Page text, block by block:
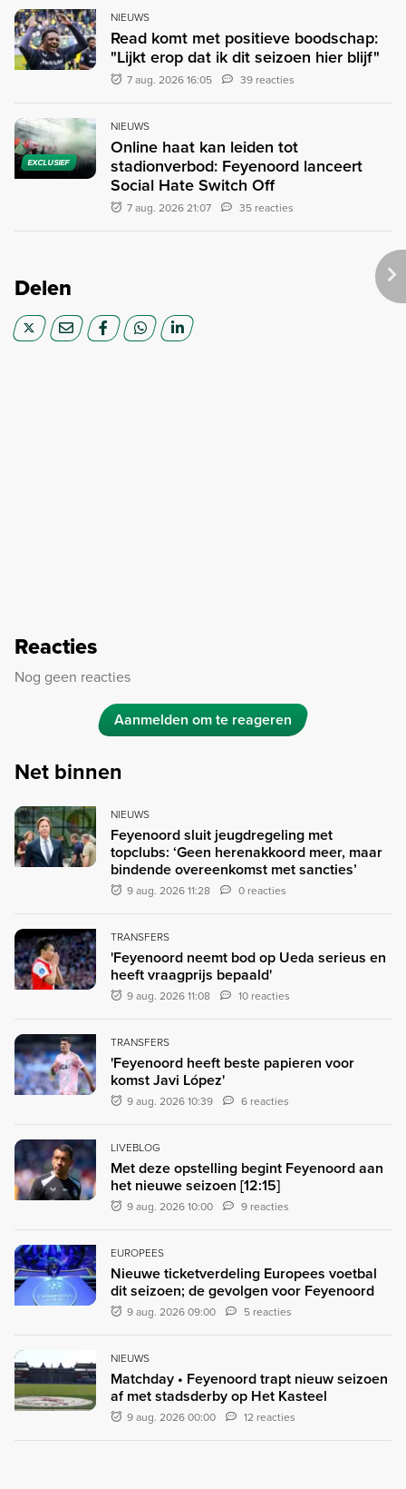
NIEUWS
Read komt met positieve boodschap:
"Lijkt erop dat ik dit seizoen hier blijf"
7 aug. 2026 16:05 39 reacties
EXCLUSIEF
NIEUWS
Online haat kan leiden tot
stadionverbod: Feyenoord lanceert
Social Hate Switch Off
7 aug. 2026 21:07 35 reacties
Delen
Reacties
Nog geen reacties
Aanmelden om te reageren
Net binnen
NIEUWS
Feyenoord sluit jeugdregeling met
topclubs: ‘Geen herenakkoord meer, maar
bindende overeenkomst met sancties’
9 aug. 2026 11:28 0 reacties
TRANSFERS
'Feyenoord neemt bod op Ueda serieus en
heeft vraagprijs bepaald'
9 aug. 2026 11:08 10 reacties
TRANSFERS
'Feyenoord heeft beste papieren voor
komst Javi López'
9 aug. 2026 10:39 6 reacties
LIVEBLOG
Met deze opstelling begint Feyenoord aan
het nieuwe seizoen [12:15]
9 aug. 2026 10:00 9 reacties
EUROPEES
Nieuwe ticketverdeling Europees voetbal
dit seizoen; de gevolgen voor Feyenoord
9 aug. 2026 09:00 5 reacties
NIEUWS
Matchday • Feyenoord trapt nieuw seizoen
af met stadsderby op Het Kasteel
9 aug. 2026 00:00 12 reacties